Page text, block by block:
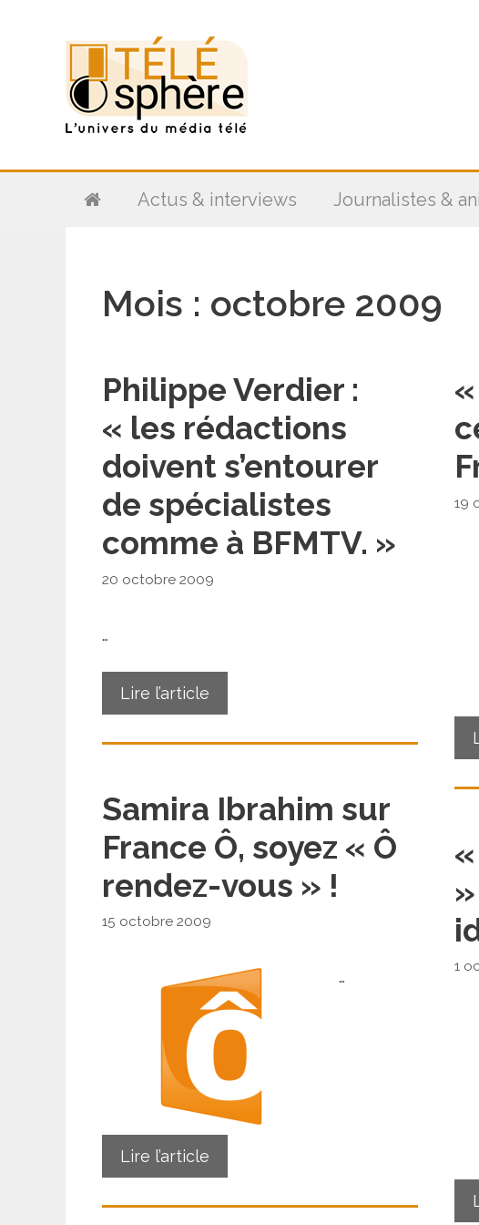
Actus & interviews Journalistes &
Mois : octobre 2009
Philippe Verdier :
« les rédactions
doivent s’entourer
de spécialistes
comme à BFMTV. »
20 octobre 2009
…
Lire l’article
19
Samira Ibrahim sur
France Ô, soyez « Ô
rendez-vous » !
15 octobre 2009
…
Lire l’article
1